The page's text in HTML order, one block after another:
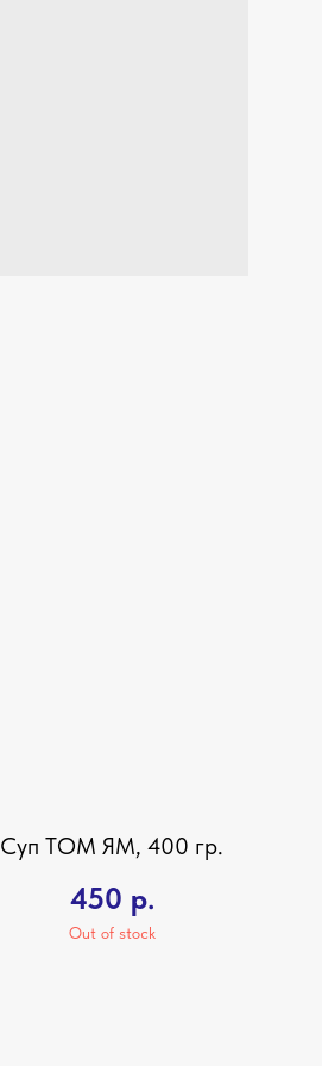
Суп ТОМ ЯМ, 400 гр.
450 р.
Out of stock